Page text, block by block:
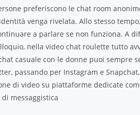
preferiscono le chat room
venga rivelata. Allo stesso
a parlare se non funziona. A
nella video chat roulette tutto
casuale con le donne puoi sempre
passando per Instagram e
di video su piattaforme dedicate
messaggistica